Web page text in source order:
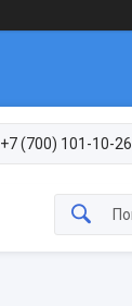
+7 (700) 101-10-26